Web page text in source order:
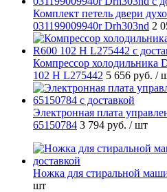
Комплект петель двери
031199009940r Drh303nd 2
Компрессор холодильника
102 H L275442 5 656 руб. /
Электронная плата
65150784 3 794 руб. / шт
Ножка для стиральной
шт